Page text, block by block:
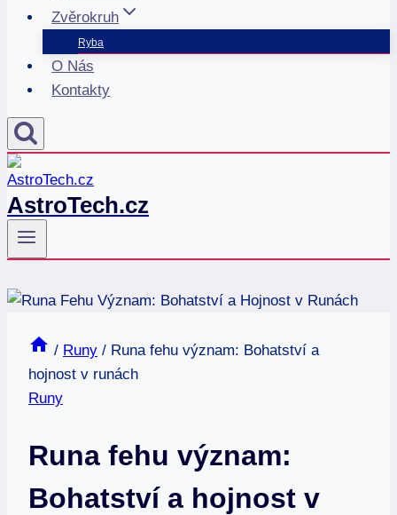
Zvěrokruh
Ryba
O Nás
Kontakty
AstroTech.cz
/ Runy / Runa fehu význam: Bohatství a
hojnost v runách
Runy
Runa fehu význam:
Bohatství a hojnost v